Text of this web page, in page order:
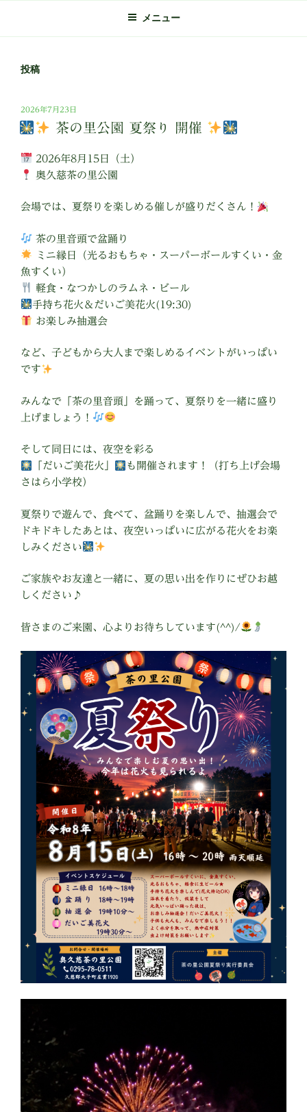
メニュー
投稿
投
稿
日:
2026年7月23日
茶の里公園 夏祭り 開催
2026年8月15日（土）
奥久慈茶の里公園
会場では、夏祭りを楽しめる催しが盛りだくさん！
茶の里音頭で盆踊り
ミニ縁日（光るおもちゃ・スーパーボールすくい・金
魚すくい）
軽食・なつかしのラムネ・ビール
手持ち花火＆だいご美花火(19:30)
お楽しみ抽選会
など、子どもから大人まで楽しめるイベントがいっぱい
です
みんなで「茶の里音頭」を踊って、夏祭りを一緒に盛り
上げましょう！
そして同日には、夜空を彩る
「だいご美花火」
も開催されます！（打ち上げ会場
さはら小学校）
夏祭りで遊んで、食べて、盆踊りを楽しんで、抽選会で
ドキドキしたあとは、夜空いっぱいに広がる花火をお楽
しみください
ご家族やお友達と一緒に、夏の思い出を作りにぜひお越
しください♪
皆さまのご来園、心よりお待ちしています(^^)/